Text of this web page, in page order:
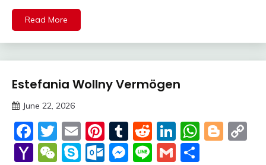
Read More
Trends
Estefania Wollny Vermögen
June 22, 2026
Meme
Facebook
Twitter
EmailPinterest
Tumblr
Reddit
LinkedIn
Yahoo
WeChat
SkypeOutlook.com
Messenger
LineGmail